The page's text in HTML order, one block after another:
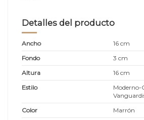
Detalles del producto
Ancho
16 cm
Fondo
3 cm
Altura
16 cm
Estilo
Moderno-
Color
Marrón